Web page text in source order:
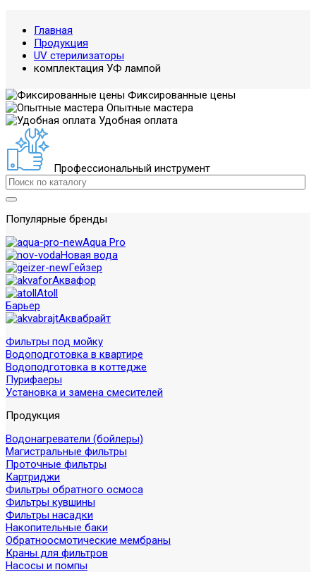
Главная
Продукция
UV стерилизаторы
комплектация УФ лампой
Фиксированные цены
Опытные мастера
Удобная оплата
Профессиональный инструмент
Популярные бренды
Aqua Pro
Новая вода
Гейзер
Аквафор
Atoll
Барьер
Аквабрайт
Фильтры под мойку
Водоподготовка в квартире
Водоподготовка в коттедже
Пурифаеры
Установка и замена смесителей
Продукция
Водонагреватели (бойлеры)
Магистральные фильтры
Проточные фильтры
Картриджи
Фильтры обратного осмоса
Фильтры кувшины
Фильтры насадки
Накопительные баки
Обратноосмотические мембраны
Краны для фильтров
Насосы и помпы